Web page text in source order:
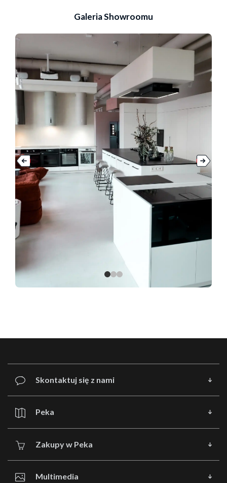
Galeria Showroomu
Skontaktuj się z nami
Peka
Zakupy w Peka
Multimedia